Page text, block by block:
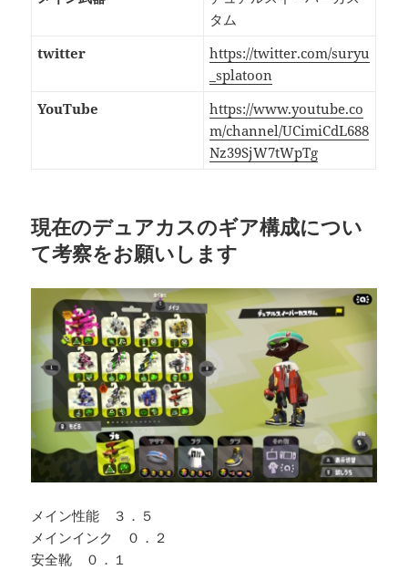
タム
twitter
https://twitter.com/suryu
_splatoon
YouTube
https://www.youtube.co
m/channel/UCimiCdL688
Nz39SjW7tWpTg
現在のデュアカスのギア構成につい
て考察をお願いします
メイン性能 ３．５
メインインク ０．２
安全靴 ０．１